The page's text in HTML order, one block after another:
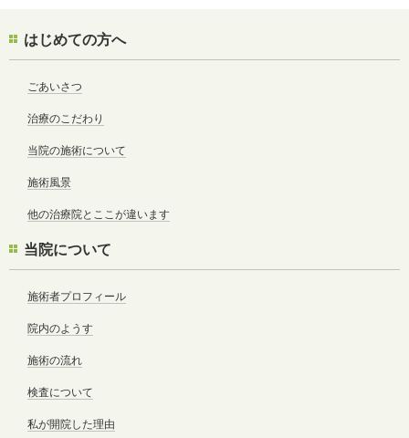
はじめての方へ
ごあいさつ
治療のこだわり
当院の施術について
施術風景
他の治療院とここが違います
当院について
施術者プロフィール
院内のようす
施術の流れ
検査について
私が開院した理由